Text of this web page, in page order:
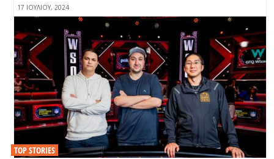
17 ΙΟΥΛΊΟΥ, 2024
TOP STORIES